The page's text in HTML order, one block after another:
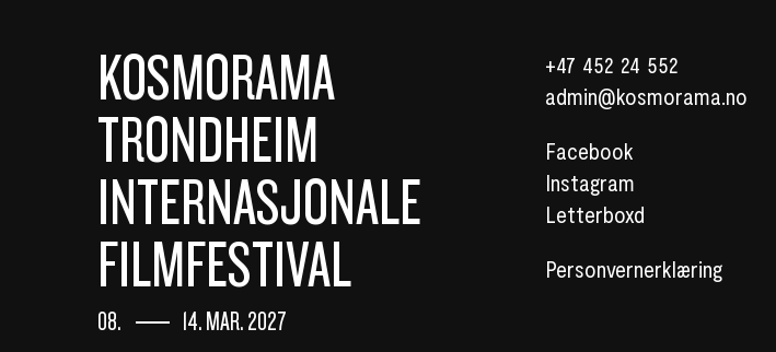
KOSMORAMA
TRONDHEIM
INTERNASJONALE
FILMFESTIVAL
08. 14. MAR. 2027
+47 452 24 552
admin@kosmorama.no
Facebook
Instagram
Letterboxd
Personvernerklæring